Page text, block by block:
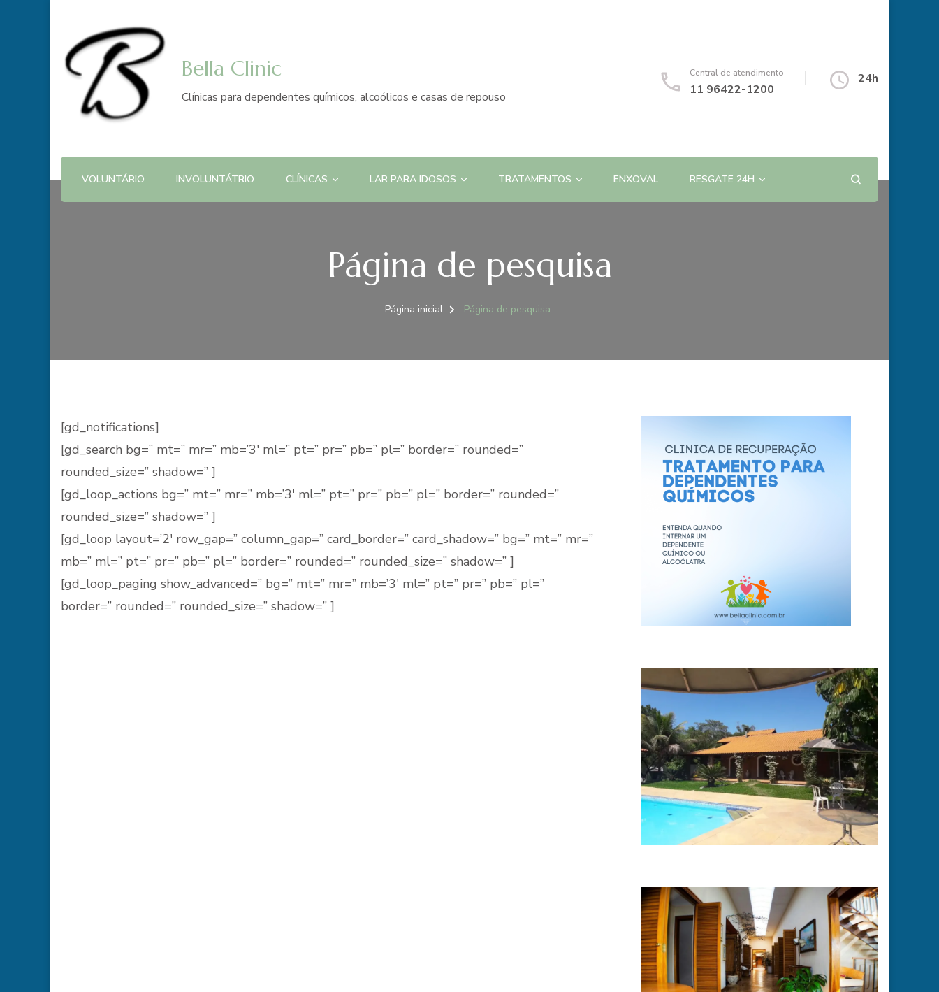
Bella Clinic
Clínicas para dependentes químicos, alcoólicos e casas de repouso
Central de atendimento
11 96422-1200
24h
VOLUNTÁRIO INVOLUNTÁTRIO CLÍNICAS LAR PARA IDOSOS TRATAMENTOS ENXOVAL RESGATE 24H
Página de pesquisa
Página inicial Página de pesquisa
[gd_notifications]
[gd_search bg=” mt=” mr=” mb=’3′ ml=” pt=” pr=” pb=” pl=” border=” rounded=”
rounded_size=” shadow=” ]
[gd_loop_actions bg=” mt=” mr=” mb=’3′ ml=” pt=” pr=” pb=” pl=” border=” rounded=”
rounded_size=” shadow=” ]
[gd_loop layout=’2′ row_gap=” column_gap=” card_border=” card_shadow=” bg=” mt=” mr=”
mb=” ml=” pt=” pr=” pb=” pl=” border=” rounded=” rounded_size=” shadow=” ]
[gd_loop_paging show_advanced=” bg=” mt=” mr=” mb=’3′ ml=” pt=” pr=” pb=” pl=”
border=” rounded=” rounded_size=” shadow=” ]